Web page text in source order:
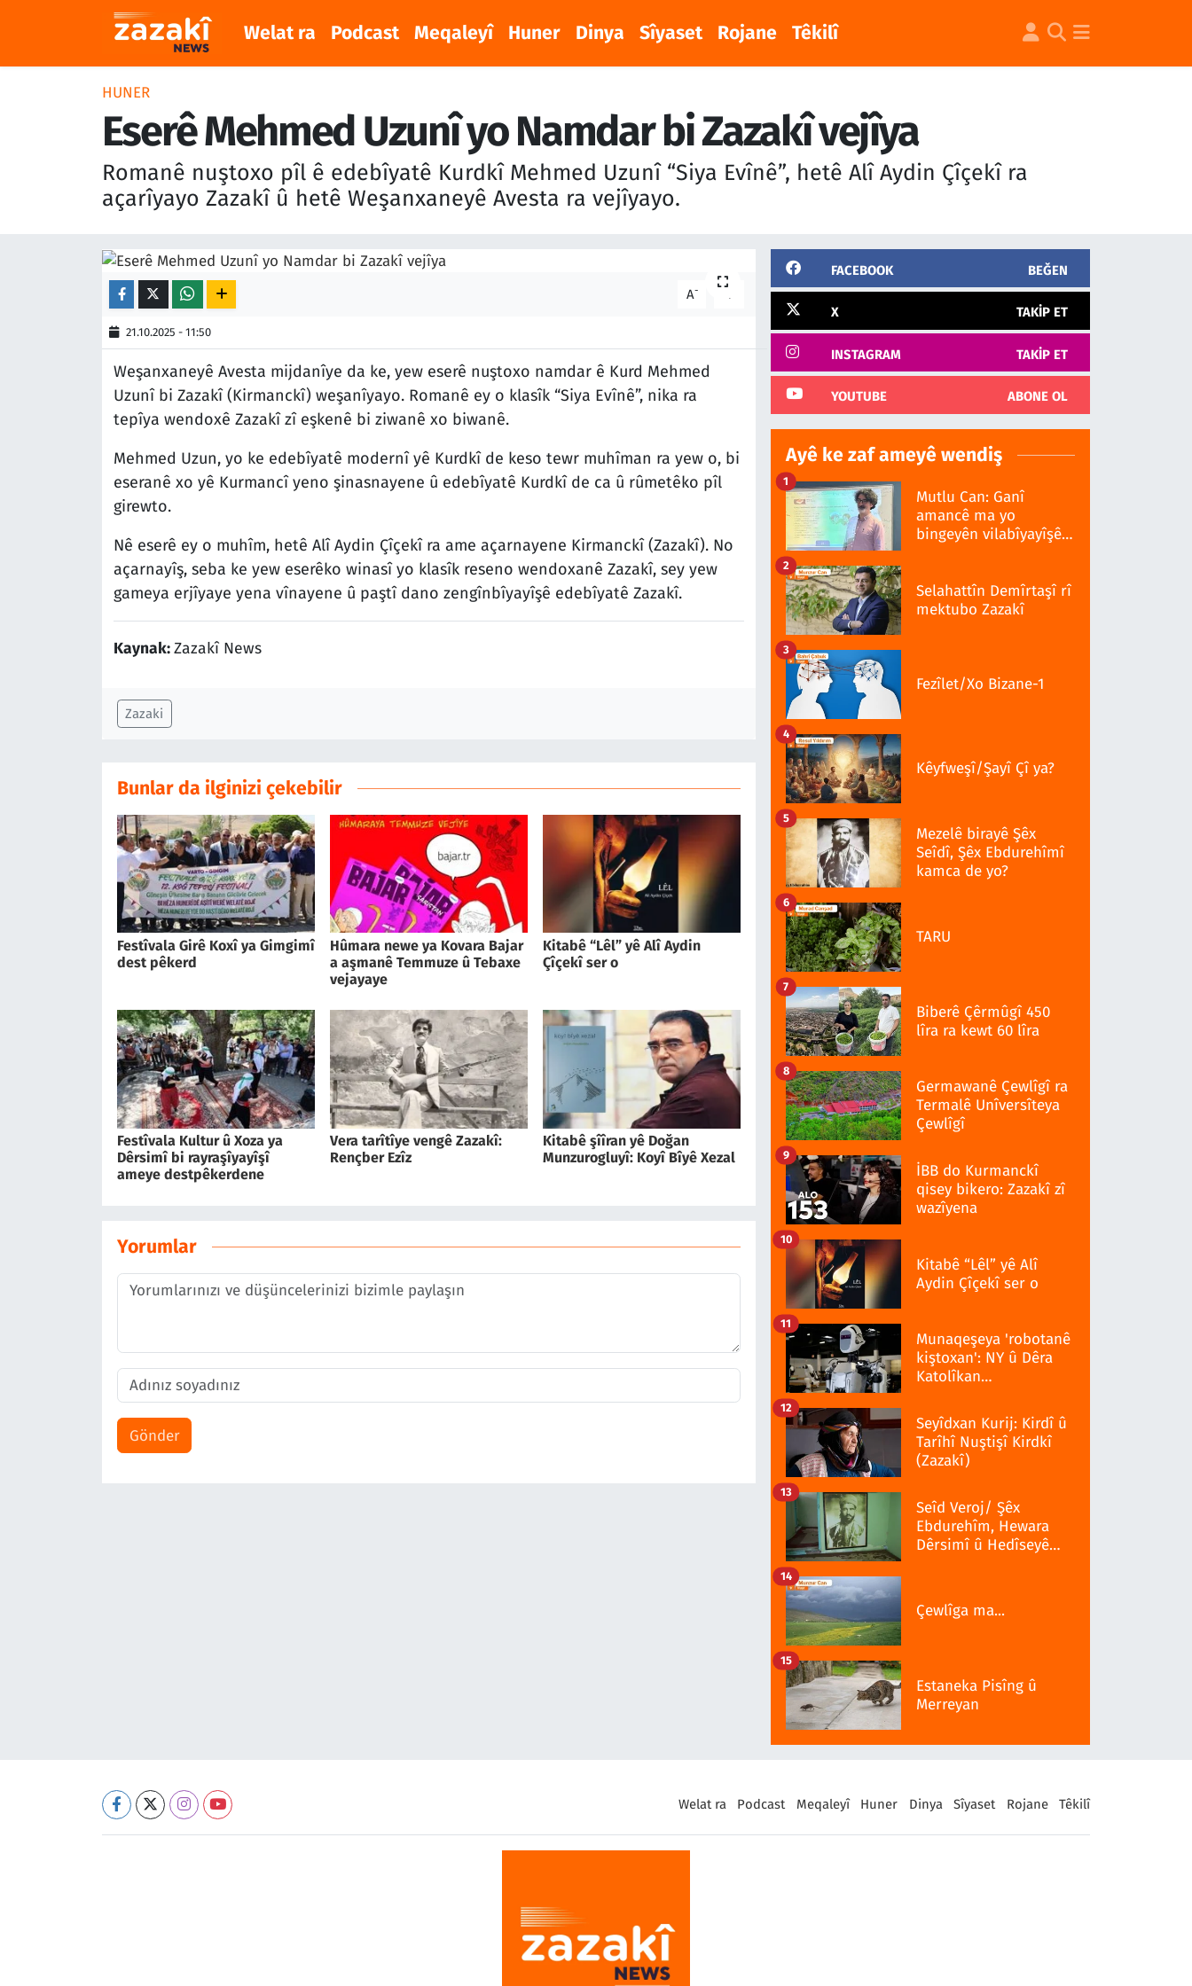
Welat ra Podcast Meqaleyî Huner Dinya Sîyaset Rojane Têkilî
HUNER
Eserê Mehmed Uzunî yo Namdar bi Zazakî vejîya
Romanê nuştoxo pîl ê edebîyatê Kurdkî Mehmed Uzunî “Siya Evînê”, hetê Alî Aydin Çîçekî ra
açarîyayo Zazakî û hetê Weşanxaneyê Avesta ra vejîyayo.
A- A
21.10.2025 - 11:50
Weşanxaneyê Avesta mijdanîye da ke, yew eserê nuştoxo namdar ê Kurd Mehmed
Uzunî bi Zazakî (Kirmanckî) weşanîyayo. Romanê ey o klasîk “Siya Evînê”, nika ra
tepîya wendoxê Zazakî zî eşkenê bi ziwanê xo biwanê.
Mehmed Uzun, yo ke edebîyatê modernî yê Kurdkî de keso tewr muhîman ra yew o, bi
eseranê xo yê Kurmancî yeno şinasnayene û edebîyatê Kurdkî de ca û rûmetêko pîl
girewto.
Nê eserê ey o muhîm, hetê Alî Aydin Çîçekî ra ame açarnayene Kirmanckî (Zazakî). No
açarnayîş, seba ke yew eserêko winasî yo klasîk reseno wendoxanê Zazakî, sey yew
gameya erjîyaye yena vînayene û paştî dano zengînbîyayîşê edebîyatê Zazakî.
Kaynak:Zazakî News
Zazaki
Bunlar da ilginizi çekebilir
Festîvala Girê Koxî ya Gimgimî
dest pêkerd
Hûmara newe ya Kovara Bajar
a aşmanê Temmuze û Tebaxe
vejayaye
Kitabê “Lêl” yê Alî Aydin
Çîçekî ser o
Festîvala Kultur û Xoza ya
Dêrsimî bi rayraşîyayîşî
ameye destpêkerdene
Vera tarîtîye vengê Zazakî:
Rençber Ezîz
Kitabê şîîran yê Doğan
Munzurogluyî: Koyî Bîyê Xezal
Yorumlar
Gönder
FACEBOOK BEĞEN
X TAKIP ET
INSTAGRAM TAKIP ET
YOUTUBE ABONE OL
Ayê ke zaf ameyê wendiş
Mutlu Can: Ganî
amancê ma yo
bingeyên vilabîyayîşê
1
Selahattîn Demîrtaşî rî
mektubo Zazakî
2
Fezîlet/Xo Bizane-1
3
Kêyfweşî/Şayî Çî ya?
4
Mezelê birayê Şêx
Seîdî, Şêx Ebdurehîmî
kamca de yo?
5
TARU
6
Biberê Çêrmûgî 450
lîra ra kewt 60 lîra
7
Germawanê Çewlîgî ra
Termalê Unîversîteya
Çewlîgî
8
İBB do Kurmanckî
qisey bikero: Zazakî zî
wazîyena
9
Kitabê “Lêl” yê Alî
Aydin Çîçekî ser o
10
Munaqeşeya 'robotanê
kiştoxan': NY û Dêra
Katolîkan
11
Seyîdxan Kurij: Kirdî û
Tarîhî Nuştişî Kirdkî
(Zazakî)
12
Seîd Veroj/ Şêx
Ebdurehîm, Hewara
Dêrsimî û Hedîseyê
13
Çewlîga ma...
14
Estaneka Pisîng û
Merreyan
15
Welat ra Podcast Meqaleyî Huner Dinya Sîyaset Rojane Têkilî
Welat ra
Podcast
Nöbetçi Eczaneler
Hava Durumu
Trafik Durumu
Süper Lig Puan Durumu ve Fikstür
Tüm Manşetler
Son Dakika Haberleri
Haber Arşivi